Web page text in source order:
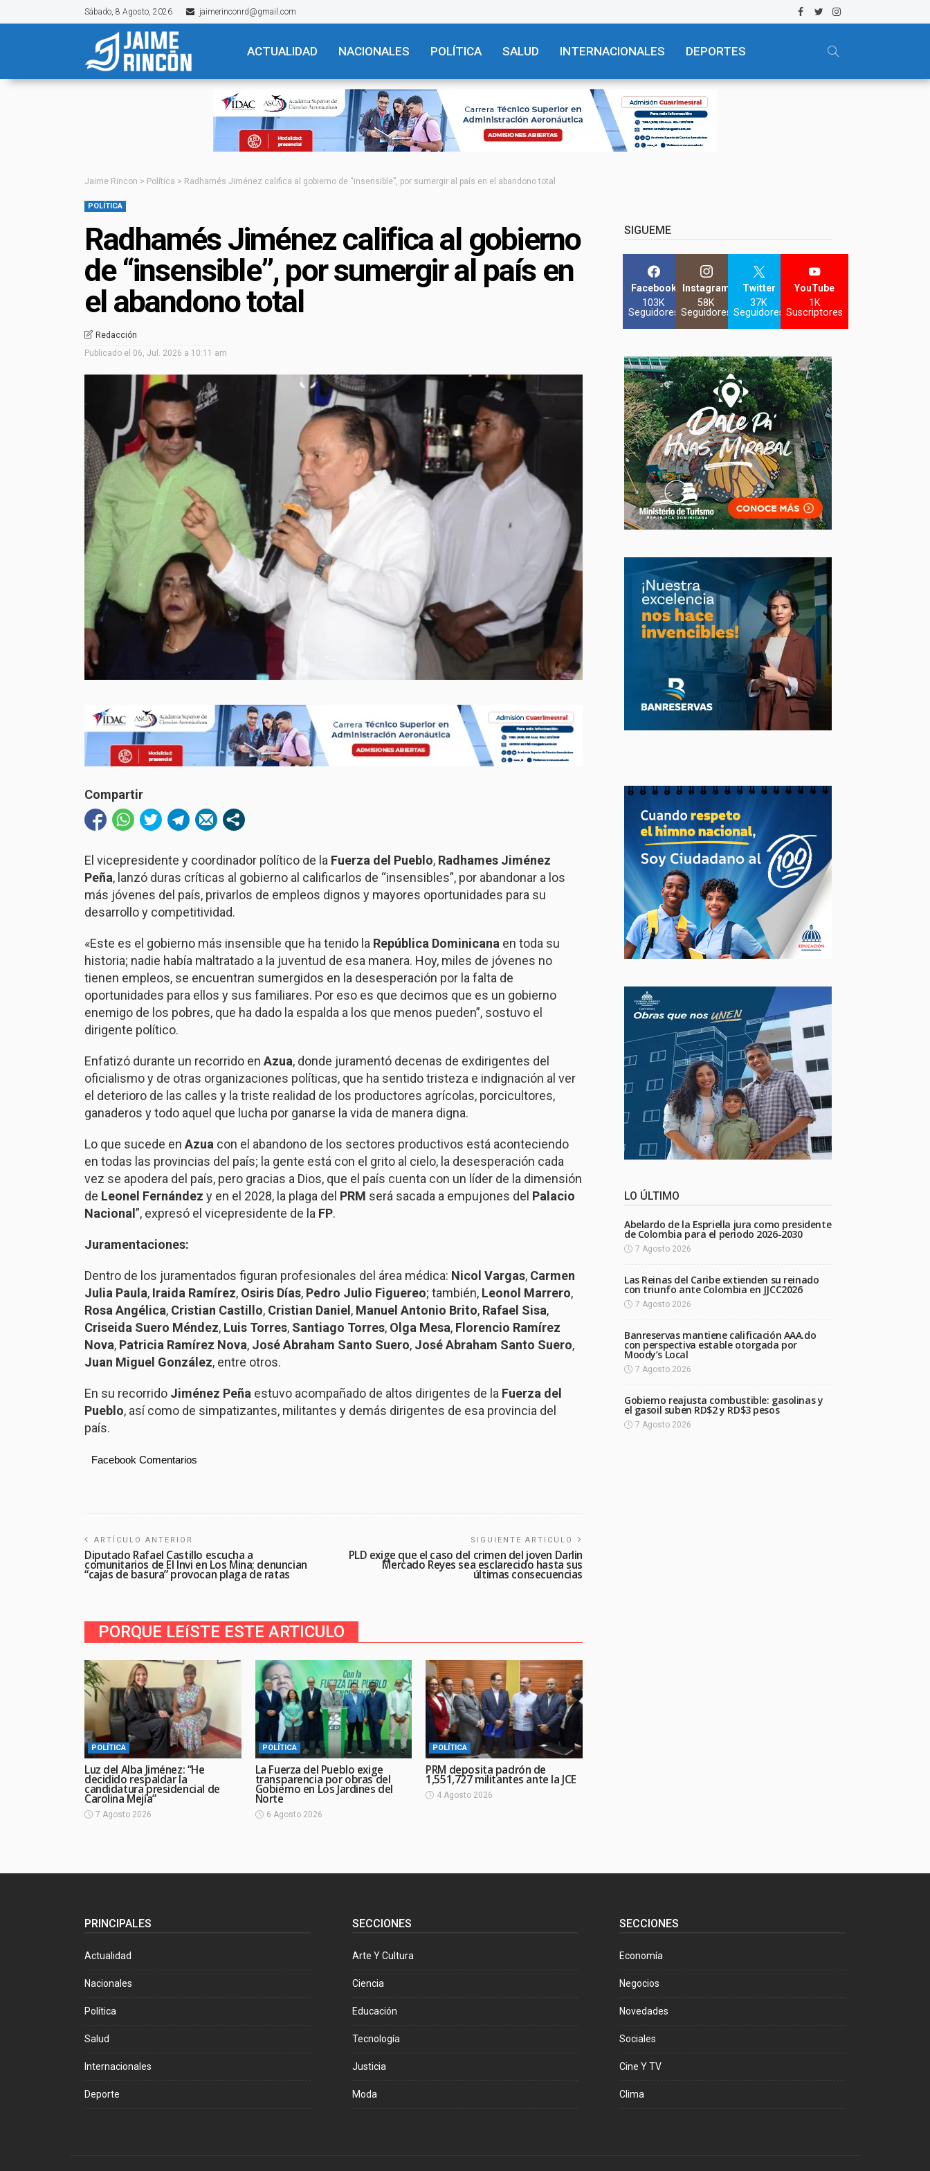
Sábado, 8 Agosto, 2026 jaimerinconrd@gmail.com
ACTUALIDAD NACIONALES POLÍTICA SALUD INTERNACIONALES DEPORTES
Jaime Rincon > Política > Radhamés Jiménez califica al gobierno de “insensible”, por sumergir al país en el abandono total
POLÍTICA
Radhamés Jiménez califica al gobierno
de “insensible”, por sumergir al país en
el abandono total
Redacción
Publicado el 06, Jul. 2026 a 10:11 am
Compartir
El vicepresidente y coordinador político de la Fuerza del Pueblo, Radhames Jiménez
Peña, lanzó duras críticas al gobierno al calificarlos de “insensibles”, por abandonar a los
más jóvenes del país, privarlos de empleos dignos y mayores oportunidades para su
desarrollo y competitividad.
«Este es el gobierno más insensible que ha tenido la República Dominicana en toda su
historia; nadie había maltratado a la juventud de esa manera. Hoy, miles de jóvenes no
tienen empleos, se encuentran sumergidos en la desesperación por la falta de
oportunidades para ellos y sus familiares. Por eso es que decimos que es un gobierno
enemigo de los pobres, que ha dado la espalda a los que menos pueden”, sostuvo el
dirigente político.
Enfatizó durante un recorrido en Azua, donde juramentó decenas de exdirigentes del
oficialismo y de otras organizaciones políticas, que ha sentido tristeza e indignación al ver
el deterioro de las calles y la triste realidad de los productores agrícolas, porcicultores,
ganaderos y todo aquel que lucha por ganarse la vida de manera digna.
Lo que sucede en Azua con el abandono de los sectores productivos está aconteciendo
en todas las provincias del país; la gente está con el grito al cielo, la desesperación cada
vez se apodera del país, pero gracias a Dios, que el país cuenta con un líder de la dimensión
de Leonel Fernández y en el 2028, la plaga del PRM será sacada a empujones del Palacio
Nacional ”, expresó el vicepresidente de la FP.
Juramentaciones:
Dentro de los juramentados figuran profesionales del área médica: Nicol Vargas, Carmen
Julia Paula, Iraida Ramírez, Osiris Días, Pedro Julio Figuereo; también, Leonol Marrero,
Rosa Angélica, Cristian Castillo, Cristian Daniel , Manuel Antonio Brito, Rafael Sisa,
Criseida Suero Méndez, Luis Torres, Santiago Torres, Olga Mesa, Florencio Ramírez
Nova, Patricia Ramírez Nova, José Abraham Santo Suero, José Abraham Santo Suero,
Juan Miguel González, entre otros.
En su recorrido Jiménez Peña estuvo acompañado de altos dirigentes de la Fuerza del
Pueblo, así como de simpatizantes, militantes y demás dirigentes de esa provincia del
país.
Facebook Comentarios
ARTÍCULO ANTERIOR
Diputado Rafael Castillo escucha a
comunitarios de El Invi en Los Mina; denuncian
“cajas de basura” provocan plaga de ratas
SIGUIENTE ARTICULO
PLD exige que el caso del crimen del joven Darlin
Mercado Reyes sea esclarecido hasta sus
últimas consecuencias
PORQUE LEíSTE ESTE ARTICULO
POLÍTICA
Luz del Alba Jiménez: “He
decidido respaldar la
candidatura presidencial de
Carolina Mejía”
7 Agosto 2026
POLÍTICA
La Fuerza del Pueblo exige
transparencia por obras del
Gobierno en Los Jardines del
Norte
6 Agosto 2026
POLÍTICA
PRM deposita padrón de
1,551,727 militantes ante la JCE
4 Agosto 2026
SIGUEME
Facebook
103K
Seguidores
Instagram
58K
Seguidores
Twitter
37K
Seguidores
YouTube
1K
Suscriptores
LO ÚLTIMO
Abelardo de la Espriella jura como presidente
de Colombia para el periodo 2026-2030
7 Agosto 2026
Las Reinas del Caribe extienden su reinado
con triunfo ante Colombia en JJCC2026
7 Agosto 2026
Banreservas mantiene calificación AAA.do
con perspectiva estable otorgada por
Moody’s Local
7 Agosto 2026
Gobierno reajusta combustible: gasolinas y
el gasoil suben RD$2 y RD$3 pesos
7 Agosto 2026
PRINCIPALES
Actualidad
Nacionales
Política
Salud
Internacionales
Deporte
SECCIONES
Arte Y Cultura
Ciencia
Educación
Tecnología
Justicia
Moda
SECCIONES
Economía
Negocios
Novedades
Sociales
Cine Y TV
Clima